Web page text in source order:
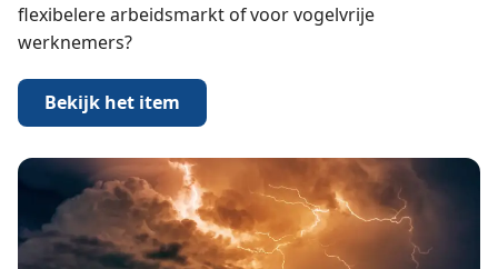
flexibelere arbeidsmarkt of voor vogelvrije
werknemers?
Bekijk het item